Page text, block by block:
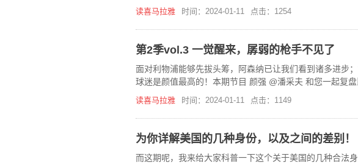
操作的？凯撒密码又有怎样的缺陷？电报时代、网络时代分
读喜马拉雅 时间：2024-01-11 点击：1254
第2季vol.3 一觉醒来，孱弱的枪手不见了
面对利物浦能够先拔头筹，阿森纳已让我们看到诸多进步
球迷是颜值最高的！本期节目 颜强 @潘采夫 和您一起复
浦，主要问题出在了中场[复
读喜马拉雅 时间：2024-01-11 点击：1149
为你详解美国的几种身份，以及之间的差别！
而这期呢，我来给大家科普一下这个关于美国的几种合法